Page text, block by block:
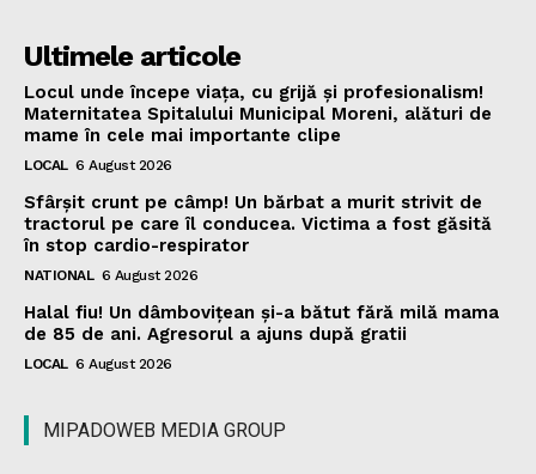
Ultimele articole
Locul unde începe viața, cu grijă și profesionalism!
Maternitatea Spitalului Municipal Moreni, alături de
mame în cele mai importante clipe
LOCAL 6 August 2026
Sfârșit crunt pe câmp! Un bărbat a murit strivit de
tractorul pe care îl conducea. Victima a fost găsită
în stop cardio-respirator
NATIONAL 6 August 2026
Halal fiu! Un dâmbovițean și-a bătut fără milă mama
de 85 de ani. Agresorul a ajuns după gratii
LOCAL 6 August 2026
MIPADOWEB MEDIA GROUP